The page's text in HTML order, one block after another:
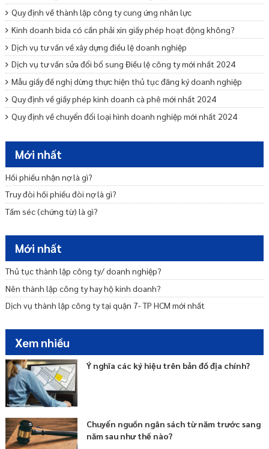
Quy định về thành lập công ty cung ứng nhân lực
Kinh doanh bida có cần phải xin giấy phép hoạt động không?
Dịch vụ tư vấn về xây dựng điều lệ doanh nghiệp
Dịch vụ tư vấn sửa đổi bổ sung Điều lệ công ty mới nhất 2024
Mẫu giấy đề nghị dừng thực hiện thủ tục đăng ký doanh nghiệp
Quy định về giấy phép kinh doanh cà phê mới nhất 2024
Quy định về chuyển đổi loại hình doanh nghiệp mới nhất 2024
Dịch vụ tư vấn khởi nghiệp – Startup trọn gói uy tín
Tư vấn miễn nhiệm bãi miễn thành viên Ban quản trị nhà chung cư
Mới nhất
Hối phiếu nhận nợ là gì?
Truy đòi hối phiếu đòi nợ là gì?
Tấm séc (chứng từ) là gì?
Mới nhất
Thủ tục thành lập công ty/ doanh nghiệp?
Nên thành lập công ty hay hộ kinh doanh?
Dịch vụ thành lập công ty tại quận 7- TP HCM mới nhất
Xem nhiều
Ý nghĩa các ký hiệu trên bản đồ địa chính?
Chuyển nguồn ngân sách từ năm trước sang
năm sau như thế nào?